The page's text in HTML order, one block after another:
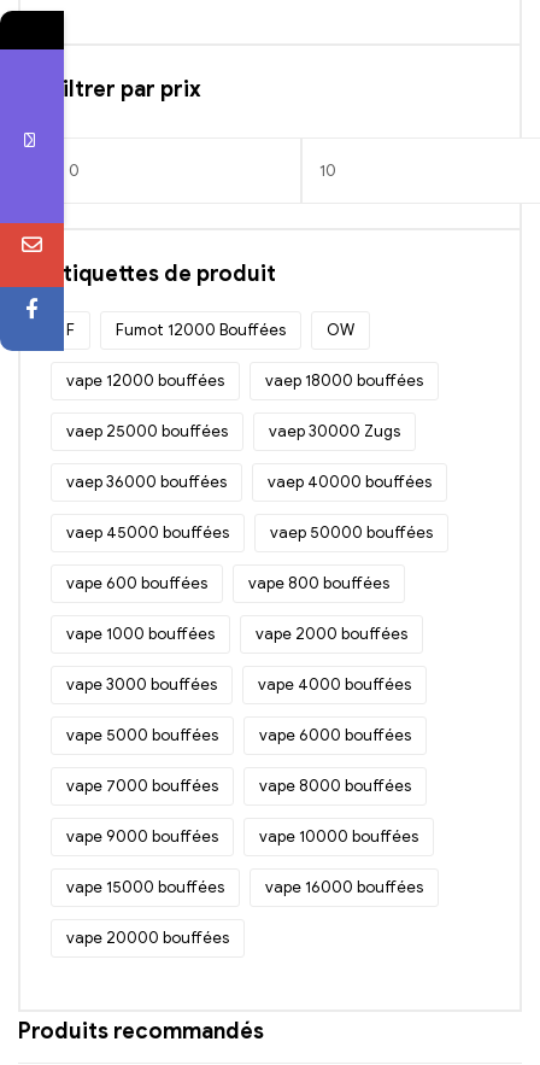
Filtrer par prix
Étiquettes de produit
F Fumot 12000 Bouffées OW
vape 12000 bouffées vaep 18000 bouffées
vaep 25000 bouffées vaep 30000 Zugs
vaep 36000 bouffées vaep 40000 bouffées
vaep 45000 bouffées vaep 50000 bouffées
vape 600 bouffées vape 800 bouffées
vape 1000 bouffées vape 2000 bouffées
vape 3000 bouffées vape 4000 bouffées
vape 5000 bouffées vape 6000 bouffées
vape 7000 bouffées vape 8000 bouffées
vape 9000 bouffées vape 10000 bouffées
vape 15000 bouffées vape 16000 bouffées
vape 20000 bouffées
Produits recommandés
Contactez-nous
o
E
l
M
s